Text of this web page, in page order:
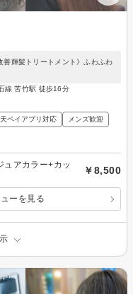
輝髪トリートメント》ふわふわ
線 苦竹駅 徒歩16分
ペイアプリ対応 メンズ歓迎
ュアカラー+カッ
￥8,500
ーを見る